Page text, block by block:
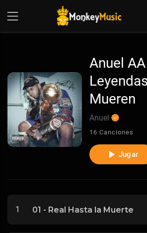
Anuel
Mueren
Anuel
16 Canciones
Jugar
1 01 - Real Hasta la Muerte